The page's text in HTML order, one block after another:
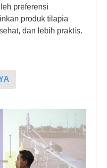
preferensi
produk tilapia
dan lebih praktis.